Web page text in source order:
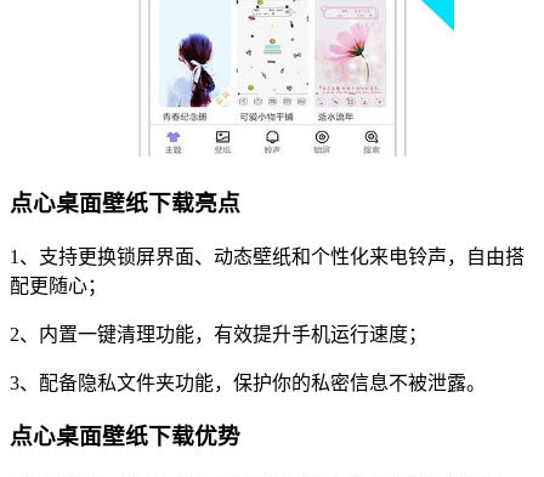
点心桌面壁纸下载亮点
1、支持更换锁屏界面、动态壁纸和个性化来电铃声，自由搭
配更随心；
2、内置一键清理功能，有效提升手机运行速度；
3、配备隐私文件夹功能，保护你的私密信息不被泄露。
点心桌面壁纸下载优势